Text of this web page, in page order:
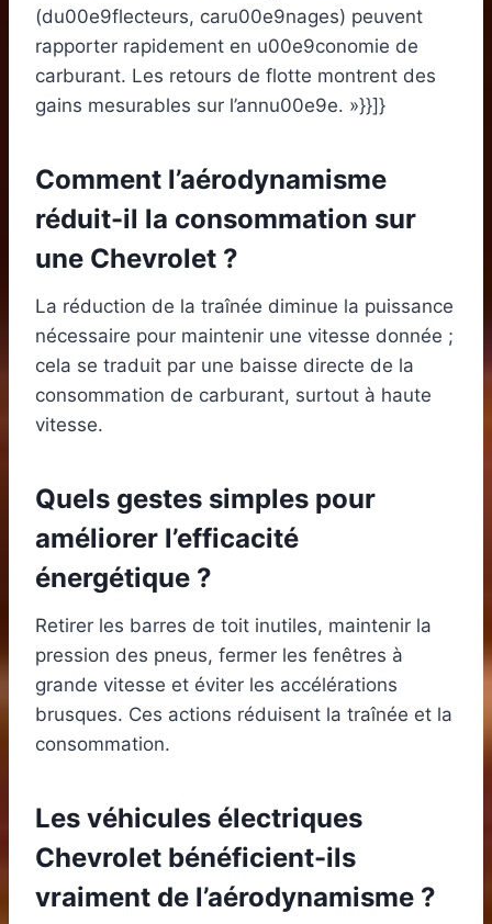
(du00e9flecteurs, caru00e9nages) peuvent
rapporter rapidement en u00e9conomie de
carburant. Les retours de flotte montrent des
gains mesurables sur l’annu00e9e. »}}]}
Comment l’aérodynamisme
réduit-il la consommation sur
une Chevrolet ?
La réduction de la traînée diminue la puissance
nécessaire pour maintenir une vitesse donnée ;
cela se traduit par une baisse directe de la
consommation de carburant, surtout à haute
vitesse.
Quels gestes simples pour
améliorer l’efficacité
énergétique ?
Retirer les barres de toit inutiles, maintenir la
pression des pneus, fermer les fenêtres à
grande vitesse et éviter les accélérations
brusques. Ces actions réduisent la traînée et la
consommation.
Les véhicules électriques
Chevrolet bénéficient-ils
vraiment de l’aérodynamisme ?